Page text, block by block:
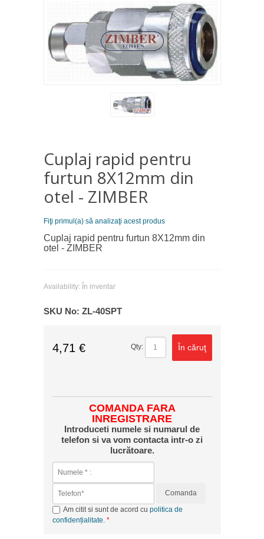
Cuplaj rapid pentru
furtun 8X12mm din
otel - ZIMBER
Fiţi primul(a) să analizaţi acest produs
Cuplaj rapid pentru furtun 8X12mm din
otel - ZIMBER
Availability: În inventar
SKU No: ZL-40SPT
4,71 € Qty: În căruţ
COMANDA FARA
INREGISTRARE
Introduceti numele si numarul de
telefon si va vom contacta intr-o zi
lucrătoare.
Comanda
Am citit si sunt de acord cu politica de
confidențialitate.